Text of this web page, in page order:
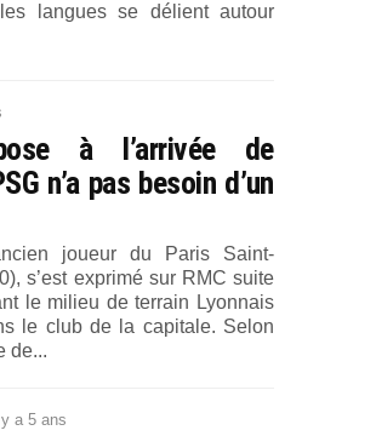
langues se délient autour
à l’arrivée de
n’a pas besoin d’un
joueur du Paris Saint-
s’est exprimé sur RMC suite
le milieu de terrain Lyonnais
le club de la capitale. Selon
de...
a 5 ans